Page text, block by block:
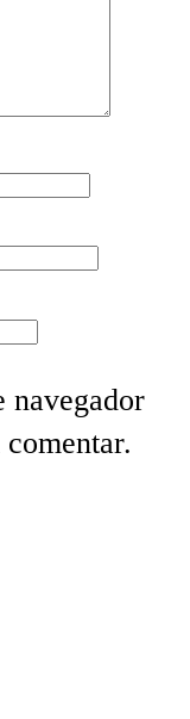
navegador